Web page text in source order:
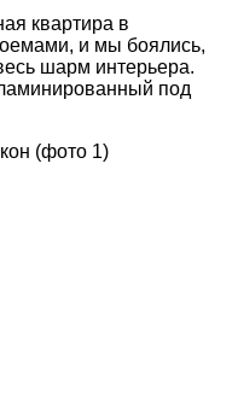
квартира в
и мы боялись,
шарм интерьера.
под